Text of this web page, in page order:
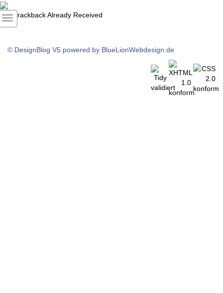
1 Trackback Already Received
© DesignBlog V5 powered by BlueLionWebdesign.de